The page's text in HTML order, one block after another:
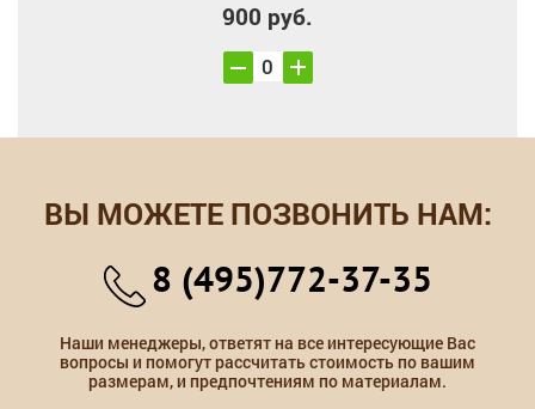
900 руб.
ВЫ МОЖЕТЕ ПОЗВОНИТЬ НАМ:
8 (495)772-37-35
Наши менеджеры, ответят на все интересующие Вас
вопросы и помогут рассчитать стоимость по вашим
размерам, и предпочтениям по материалам.